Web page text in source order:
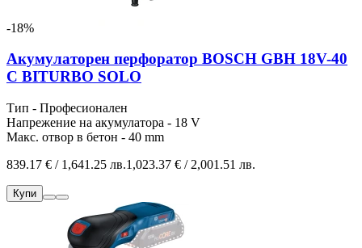
-18%
Акумулаторен перфоратор BOSCH GBH 18V-40
C BITURBO SOLO
Тип - Професионален
Напрежение на акумулатора - 18 V
Макс. отвор в бетон - 40 mm
839.17 € / 1,641.25 лв.1,023.37 € / 2,001.51 лв.
Купи